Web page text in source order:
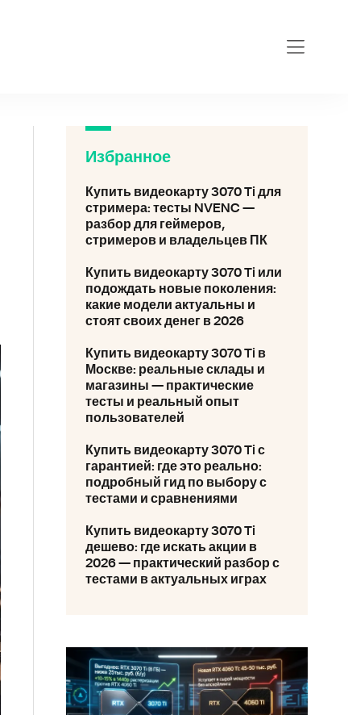
Избранное
Купить видеокарту 3070 Ti для
стримера: тесты NVENC —
разбор для геймеров,
стримеров и владельцев ПК
Купить видеокарту 3070 Ti или
подождать новые поколения:
какие модели актуальны и
стоят своих денег в 2026
Купить видеокарту 3070 Ti в
Москве: реальные склады и
магазины — практические
тесты и реальный опыт
пользователей
Купить видеокарту 3070 Ti с
гарантией: где это реально:
подробный гид по выбору с
тестами и сравнениями
Купить видеокарту 3070 Ti
дешево: где искать акции в
2026 — практический разбор с
тестами в актуальных играх